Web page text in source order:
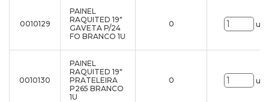
0010129
PAINEL
RAQUITED 19"
GAVETA P/24
FO BRANCO 1U
0
0010130
PAINEL
RAQUITED 19"
PRATELEIRA
P265 BRANCO
1U
0